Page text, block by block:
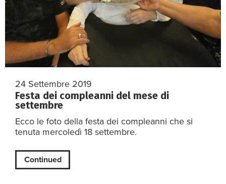
24 Settembre 2019
Festa dei compleanni del mese di
settembre
Ecco le foto della festa dei compleanni che si
tenuta mercoledì 18 settembre.
Continued